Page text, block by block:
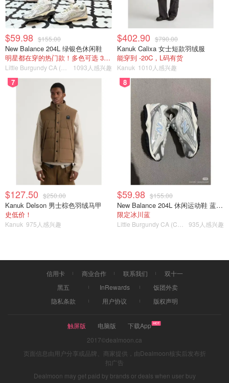
4、鸡蛋打散
$59.98 $155.00
New Balance 204L 绿银色休闲鞋
明星都在穿的热门款！多色可选 3.8折
1093人感兴趣
$402.90 $790.00
Kanuk Calixa 女士短款羽绒服
能穿到 -20C，L码有货
Kanuk 1010人感兴趣
7
$127.50 $250.00
Kanuk Delson 男士棕色羽绒马甲
史低价！
Kanuk 975人感兴趣
8
$59.98 $155.00
New Balance 204L 休闲运动鞋 蓝银色
限定冰川蓝
935人感兴趣
信用卡 商业合作 联系我们
双十一
黑五
InRewards
饭团外卖
隐私条款
用户协议 版权声明
触屏版 电脑版
下载App
2017©dealmoon.ca
页面信息由用户分享或品牌、商家提供，由Dealmoon核实后发布折
扣广告
Dealmoon may get paid by brands or deals when user buy